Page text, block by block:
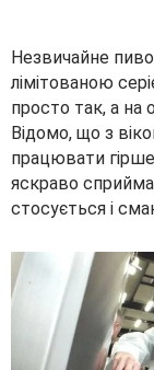
Незвичайне пиво
лімітованою
просто так, а на
Відомо, що з
працювати
яскраво
стосується і